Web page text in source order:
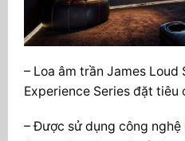
– Loa âm trần James Loud
Experience Series đặt tiêu
– Được sử dụng công